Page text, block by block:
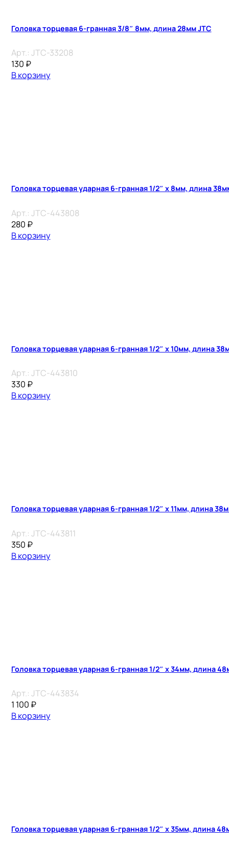
Головка торцевая 6-гранная 3/8″ 8мм, длина 28мм JTC
Арт.: JTC-33208
130 ₽
В корзину
Головка торцевая ударная 6-гранная 1/2″ х 8мм, длина
Арт.: JTC-443808
280 ₽
В корзину
Головка торцевая ударная 6-гранная 1/2″ х 10мм, длина
Арт.: JTC-443810
330 ₽
В корзину
Головка торцевая ударная 6-гранная 1/2″ х 11мм, длина
Арт.: JTC-443811
350 ₽
В корзину
Головка торцевая ударная 6-гранная 1/2″ х 34мм, длина
Арт.: JTC-443834
1 100 ₽
В корзину
Головка торцевая ударная 6-гранная 1/2″ х 35мм, длина